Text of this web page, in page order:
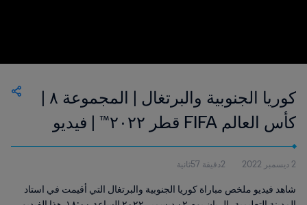
كوريا الجنوبية والبرتغال | المجموعة ٨ |
كأس العالم FIFA قطر ٢٠٢٢™ | فيديو
ملخص (لغة إشارة)
2 ديسمبر 2022 2دقيقة 57ثانية
شاهد فيديو ملخص مباراة كوريا الجنوبية والبرتغال التي أقيمت في استاد